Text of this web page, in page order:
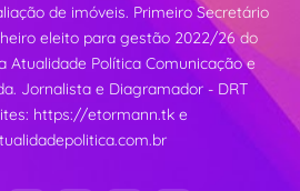
de imóveis. Primeiro Secretário
eleito para gestão 2022/26 do
Atualidade Política Comunicação e
Jornalista e Diagramador - DRT
https://etormann.tk e